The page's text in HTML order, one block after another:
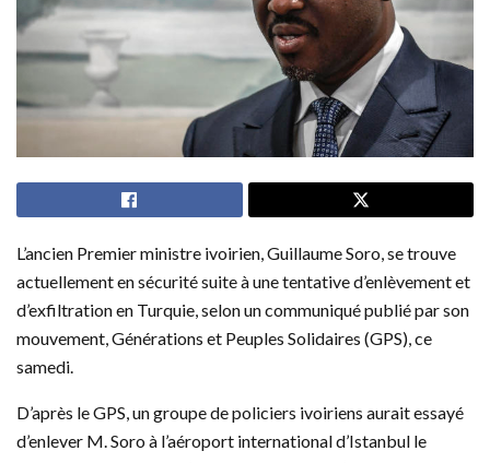
L’ancien Premier ministre ivoirien, Guillaume Soro, se trouve
actuellement en sécurité suite à une tentative d’enlèvement et
d’exfiltration en Turquie, selon un communiqué publié par son
mouvement, Générations et Peuples Solidaires (GPS), ce
samedi.
D’après le GPS, un groupe de policiers ivoiriens aurait essayé
d’enlever M. Soro à l’aéroport international d’Istanbul le